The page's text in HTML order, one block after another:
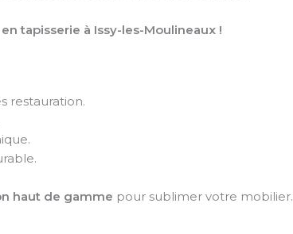
tapisserie à Issy-les-Moulineaux !
restauration.
haut de gamme pour sublimer votre mobilier.